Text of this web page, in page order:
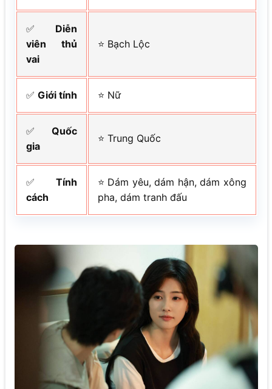
✅ Diễn
viên thủ
vai
⭐ Bạch Lộc
✅ Giới tính ⭐ Nữ
✅ Quốc
gia
⭐ Trung Quốc
✅ Tính
cách
⭐ Dám yêu, dám hận, dám xông
pha, dám tranh đấu